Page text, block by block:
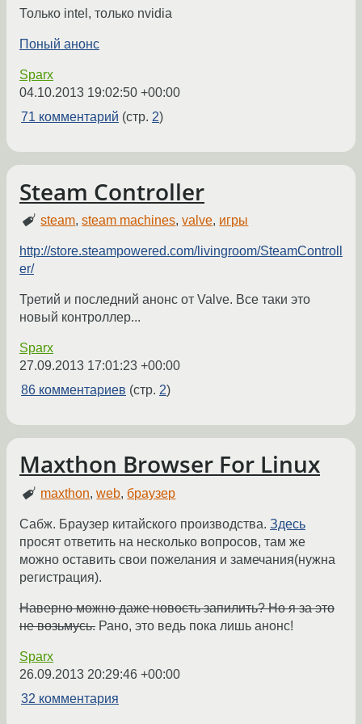
Только intel, только nvidia
Поный анонс
Sparx
04.10.2013 19:02:50 +00:00
71 комментарий (стр. 2)
Steam Controller
steam,steam machines,valve, игры
http://store.steampowered.com/livingroom/SteamControll
er/
Третий и последний анонс от Valve. Все таки это
новый контроллер...
Sparx
27.09.2013 17:01:23 +00:00
86 комментариев (стр. 2)
Maxthon Browser For Linux
maxthon,web, браузер
Сабж. Браузер китайского производства. Здесь
просят ответить на несколько вопросов, там же
можно оставить свои пожелания и замечания(нужна
регистрация).
Наверно можно даже новость запилить? Но я за это
не возьмусь. Рано, это ведь пока лишь анонс!
Sparx
26.09.2013 20:29:46 +00:00
32 комментария